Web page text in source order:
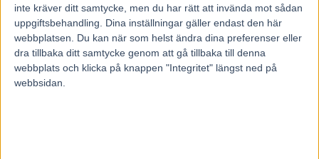
inte kräver ditt samtycke, men du har rätt att invända mot sådan
uppgiftsbehandling. Dina inställningar gäller endast den här
webbplatsen. Du kan när som helst ändra dina preferenser eller
dra tillbaka ditt samtycke genom att gå tillbaka till denna
webbplats och klicka på knappen "Integritet" längst ned på
webbsidan.
och vi visste att hästen var i perfekt kondition. Det är
jättestort att Nicolas fick vinna med honom. Det hade varit
roligt om Jean-Michel hade kört också, men när det är mitt
barnbarn så blir det ännu större. Men nästa gång hoppas